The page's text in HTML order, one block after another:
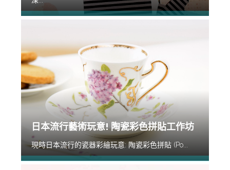
日本流行藝術玩意! 陶瓷彩色拼貼工作坊
現時日本流行的瓷器彩繪玩意: 陶瓷彩色拼貼 (Po...